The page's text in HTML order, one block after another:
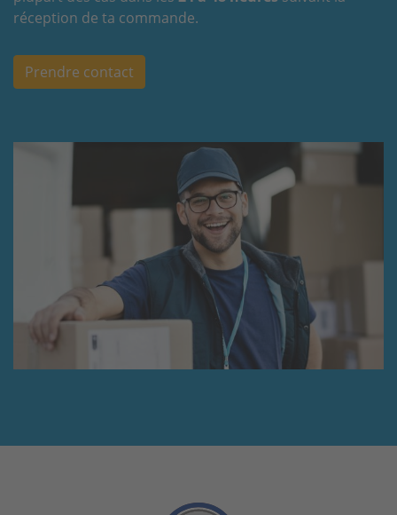
réception de ta commande.
Prendre contact